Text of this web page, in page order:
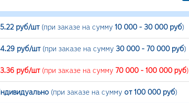
руб/шт(при заказе на сумму 10 000 - 30 000 руб)
руб/шт(при заказе на сумму 30 000 - 70 000 руб)
руб/шт(при заказе на сумму 70 000 - 100 000 руб)
(при заказе на сумму от 100 000 руб)